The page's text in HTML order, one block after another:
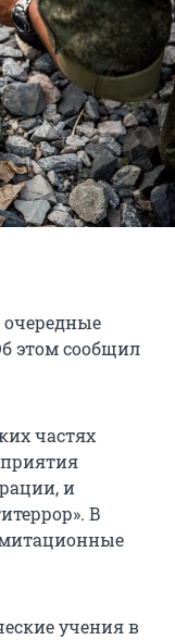
очередные
этом сообщил
частях
и
В
учения в